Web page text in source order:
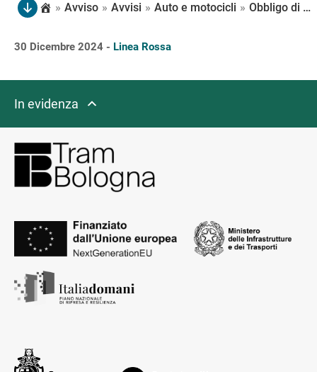
» Avviso » Avvisi » Auto e motocicli » Obbligo di proseguire diritto all’incrocio con via Savonarola percorrendo M.E. Lepido
30 Dicembre 2024 - Linea Rossa
In evidenza